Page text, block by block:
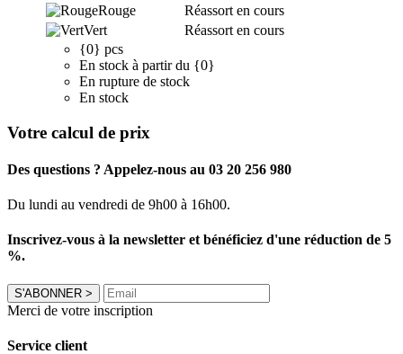
Rouge
Réassort en cours
Vert
Réassort en cours
{0} pcs
En stock à partir du {0}
En rupture de stock
En stock
Votre calcul de prix
Des questions ? Appelez-nous au 03 20 256 980
Du lundi au vendredi de 9h00 à 16h00.
Inscrivez-vous à la newsletter et bénéficiez d'une réduction de 5
%.
S'ABONNER >
Merci de votre inscription
Service client